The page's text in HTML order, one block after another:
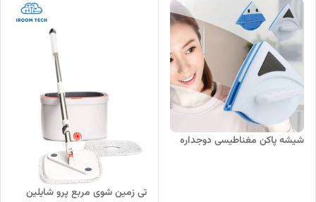
شیشه پاکن مغناطیسی دوجداره
تی زمین شوی مربع پرو شایلین